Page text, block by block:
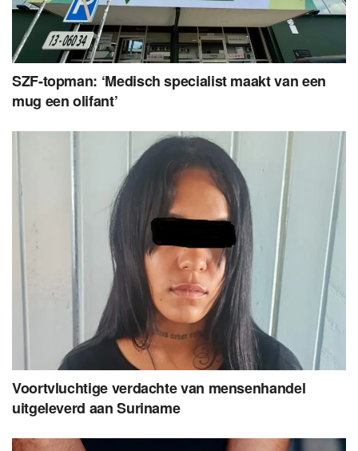
SZF-topman: ‘Medisch specialist maakt van een
mug een olifant’
Voortvluchtige verdachte van mensenhandel
uitgeleverd aan Suriname